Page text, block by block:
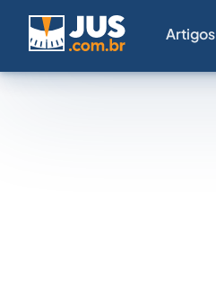
Artigos